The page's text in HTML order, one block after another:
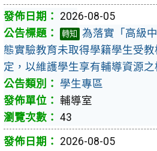
2026-08-05
轉知
為落實「高級
態實驗教育未取得學籍學生受
定，以維護學生享有輔導資源之
學生專區
輔導室
43
2026-08-05